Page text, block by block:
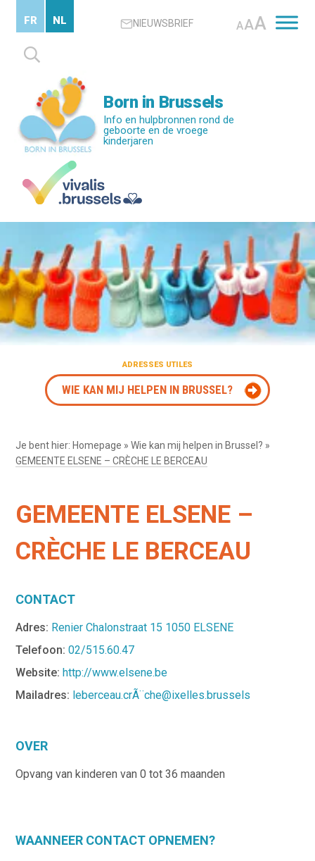
content
NIEUWSBRIEF AAA
Zoeken
naar:
FR NL
Born in Brussels
Info en hulpbronnen rond de
geboorte en de vroege
kinderjaren
ADRESSES UTILES
WIE KAN MIJ HELPEN IN BRUSSEL?
Je bent hier: Homepage »Wie kan mij helpen in Brussel? »
GEMEENTE ELSENE – CRÈCHE LE BERCEAU
GEMEENTE ELSENE –
CRÈCHE LE BERCEAU
CONTACT
Adres: Renier Chalonstraat 15 1050 ELSENE
Telefoon: 02/515.60.47
Website:http://www.elsene.be
Mailadres: leberceau.crÃ¨che@ixelles.brussels
OVER
Opvang van kinderen van 0 tot 36 maanden
WAANNEER CONTACT OPNEMEN?